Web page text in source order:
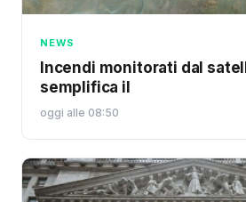
NEWS
Incendi monitorati dal
semplifica il
oggi alle 08:50